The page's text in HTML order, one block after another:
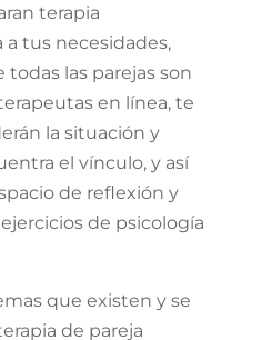
terapia
tus necesidades,
las parejas son
en línea, te
la situación y
el vínculo, y así
de reflexión y
de psicología
que existen y se
de pareja